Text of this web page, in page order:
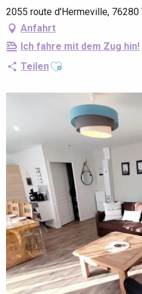
2055 route d'Hermeville, 76280
Anfahrt
Ich fahre mit dem Zug hin!
TeilenAjouter aux favoris